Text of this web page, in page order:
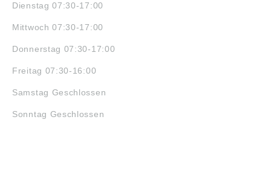
Dienstag 07:30-17:00
Mittwoch 07:30-17:00
Donnerstag 07:30-17:00
Freitag 07:30-16:00
Samstag Geschlossen
Sonntag Geschlossen